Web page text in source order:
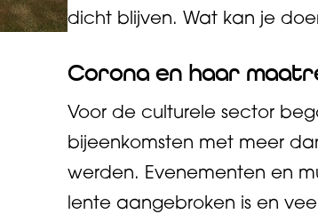
dicht blijven. Wat kan je
Corona en haar
Voor de culturele sector
bijeenkomsten met meer
werden. Evenementen en
lente aangebroken is en